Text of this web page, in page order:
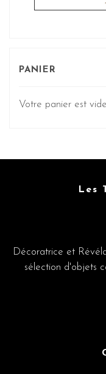
PANIER
Votre panier est
Les
Décoratrice et
sélection d'objets